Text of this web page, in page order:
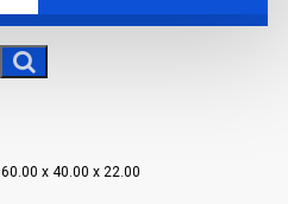
60.00 x 40.00 x 22.00